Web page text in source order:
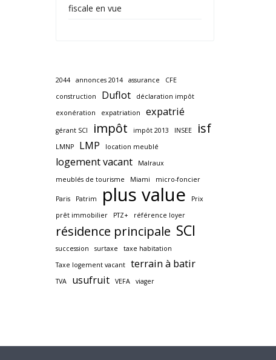
fiscale en vue
2044 annonces 2014 assurance
CFE
construction
Duflot
déclaration impôt
exonération
expatriation expatrié
gérant SCI impôt impôt 2013 INSEE isf
LMNP LMP location meublé
logement vacant
Malraux
meublés de tourisme
Miami micro-foncier
Paris Patrim plus value
Prix
prêt immobilier
PTZ+ référence loyer
résidence principale SCI
succession surtaxe
taxe habitation
Taxe logement vacant
terrain à batir
TVA usufruit VEFA viager